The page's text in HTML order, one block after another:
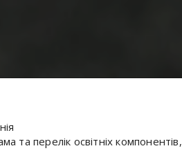
та перелік освітніх